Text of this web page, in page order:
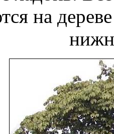
на